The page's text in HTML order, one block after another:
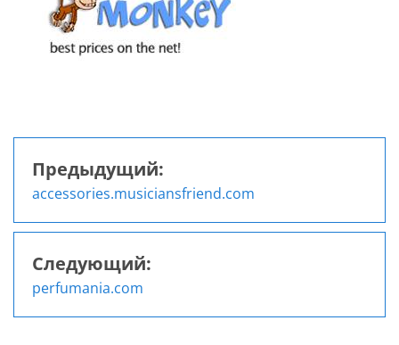
Навигация
по
записям
Предыдущий:
accessories.musiciansfriend.com
Следующий:
perfumania.com